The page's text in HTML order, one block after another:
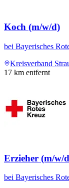
Koch (m/w/d)
bei Bayerisches
Kreisverband
17 km entfernt
Erzieher (m/w/
bei Bayerisches